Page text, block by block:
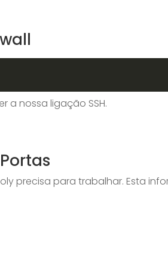
a nossa ligação SSH.
precisa para trabalhar. Esta